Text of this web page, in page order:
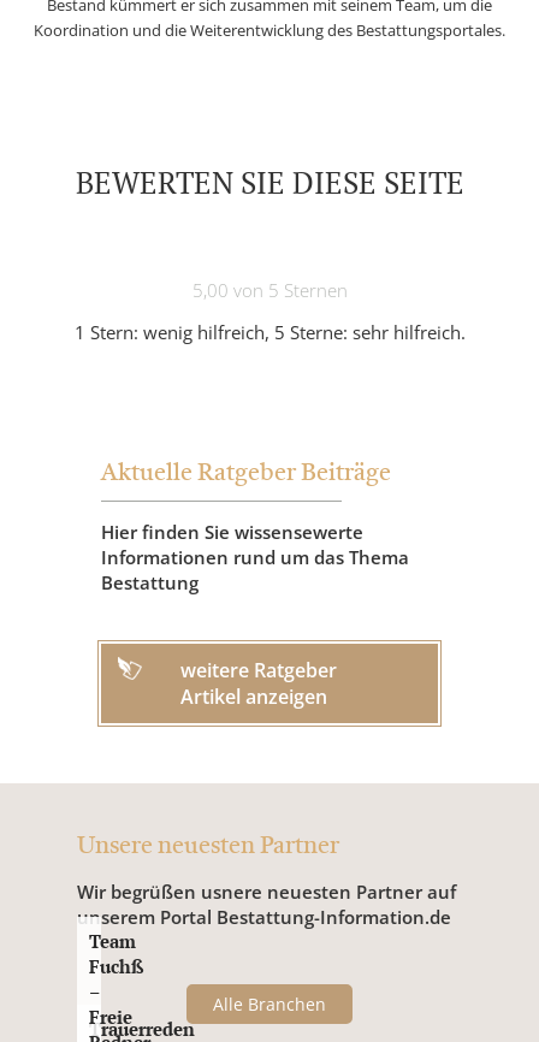
Bestand kümmert er sich zusammen mit seinem Team, um die
Koordination und die Weiterentwicklung des Bestattungsportales.
BEWERTEN SIE DIESE SEITE
5,00 von 5 Sternen
1 Stern: wenig hilfreich, 5 Sterne: sehr hilfreich.
Aktuelle Ratgeber Beiträge
Hier finden Sie wissensewerte
Informationen rund um das Thema
Bestattung
weitere Ratgeber
Artikel anzeigen
Unsere neuesten Partner
Wir begrüßen usnere neuesten Partner auf
unserem Portal Bestattung-Information.de
Alle Branchen
Trauerreden
Team
Fuchß
–
Freie